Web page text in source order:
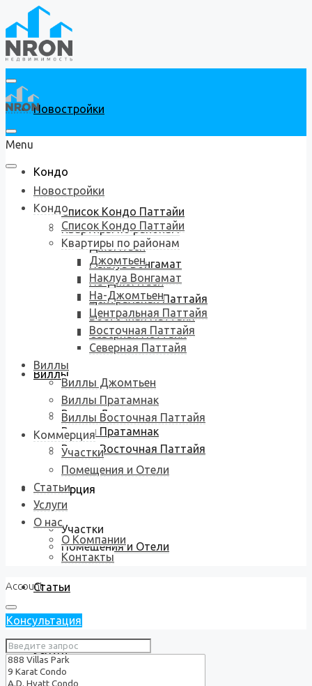
Новостройки
Кондо
Список Кондо Паттайи
Квартиры по районам
Джомтьен
Наклуа Вонгамат
На-Джомтьен
Центральная Паттайя
Восточная Паттайя
Северная Паттайя
Виллы
Виллы Джомтьен
Виллы Пратамнак
Виллы Восточная Паттайя
Коммерция
Участки
Помещения и Отели
Статьи
Услуги
Menu
Новостройки
Кондо
Список Кондо Паттайи
Квартиры по районам
Джомтьен
Наклуа Вонгамат
На-Джомтьен
Центральная Паттайя
Восточная Паттайя
Северная Паттайя
Виллы
Виллы Джомтьен
Виллы Пратамнак
Виллы Восточная Паттайя
Коммерция
Участки
Помещения и Отели
Статьи
Услуги
О нас
О Компании
Контакты
Account
Консультация